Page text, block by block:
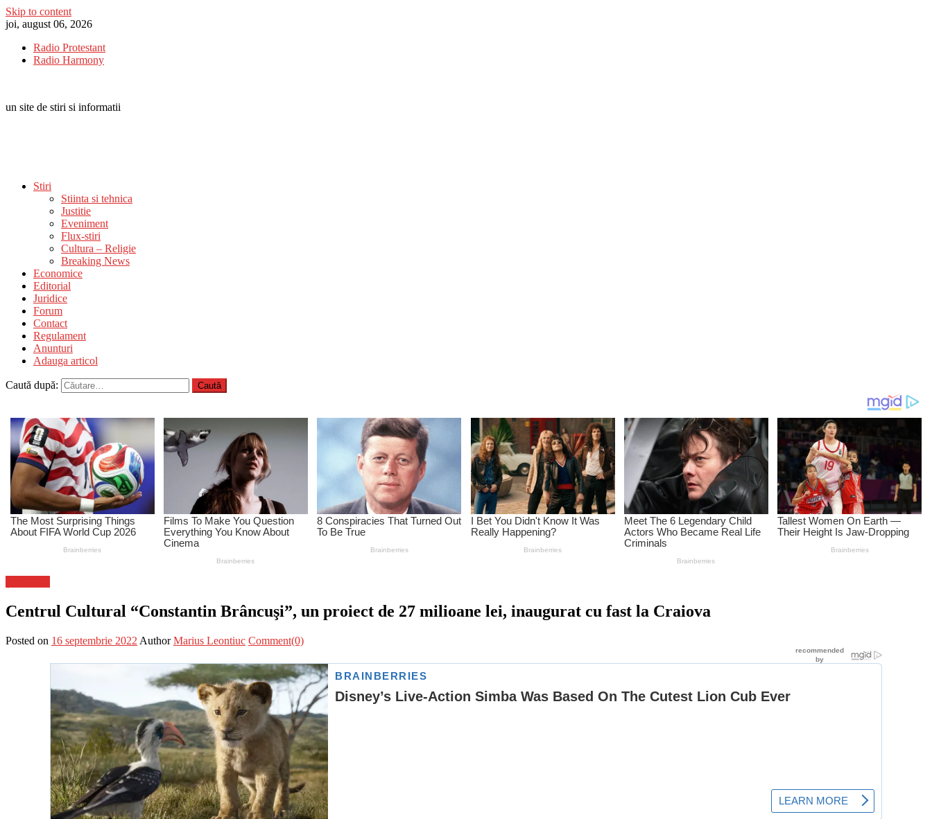
Skip to content
joi, august 06, 2026
Radio Protestant
Radio Harmony
un site de stiri si informatii
Stiri
Stiinta si tehnica
Justitie
Eveniment
Flux-stiri
Cultura – Religie
Breaking News
Economice
Editorial
Juridice
Forum
Contact
Regulament
Anunturi
Adauga articol
Caută după:
Centrul Cultural “Constantin Brâncuşi”, un proiect de 27 milioane lei, inaugurat cu fast la Craiova
Posted on 16 septembrie 2022 Author Marius Leontiuc Comment(0)